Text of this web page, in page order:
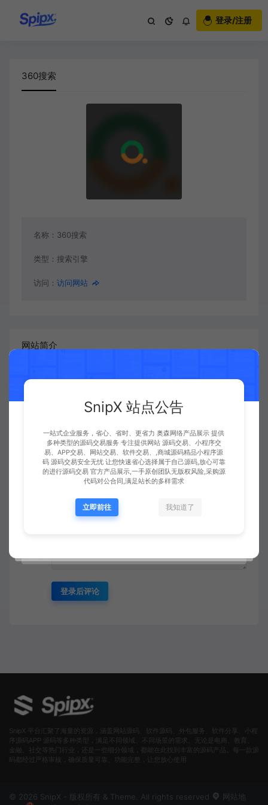
登录/注册
360搜索
名称： 360搜索
类型： 搜索引擎
访问： 访问网站
网站简介
360搜索是安全、精准、可信赖的新一代搜索引擎，
依托于360母品牌的安全优势，全面拦截各类钓鱼欺
so靠谱。
登录后评论
SnipX 平台汇聚了海量的资源，涵盖网站源码、软件源码、外包服务、软件分享、小程
序源码APP 源码等多种类型，满足不同领域、不同场景的需求。无论是电商、教育、
金融、社交等热门行业，还是一些细分领域，都能在此找到丰富的源码产品。每一款源
码都经过严格审核，确保质量可靠、功能完整，让您放心使用
© 2026 SnipX - 版权所有 & Theme. All rights reserved
网站地
SnipX 站点公告
一站式企业服务，省心、省时、更省力 奥森网络产品展示 提供
多种类型的源码交易服务 专注提供网站 源码交易、小程序交
易、APP交易、网站交易、软件交易、,商城源码精品小程序源
码 源码交易安全无忧 让您快速省心选择属于自己源码,放心可靠
的进行源码交易 官方产品展示,一手原创团队无版权风险,采购源
代码对公合同,满足站长的多样需求
立即前往 我知道了